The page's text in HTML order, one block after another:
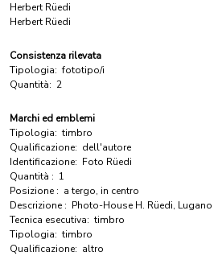
Herbert Rüedi
Herbert Rüedi
Consistenza rilevata
Tipologia: fototipo/i
Quantità: 2
Marchi ed emblemi
Tipologia: timbro
Qualificazione: dell'autore
Identificazione: Foto Rüedi
Quantità : 1
Posizione : a tergo, in centro
Descrizione : Photo-House H. Rüedi, Lugano
Tecnica esecutiva: timbro
Tipologia: timbro
Qualificazione: altro